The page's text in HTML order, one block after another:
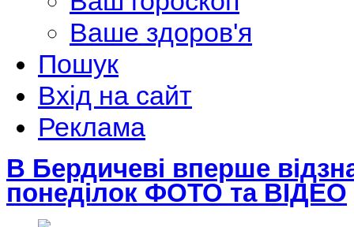
Ваше здоров'я
Пошук
Вхід на сайт
Реклама
В Бердичеві вперше
понеділок ФОТО та ВІДЕО